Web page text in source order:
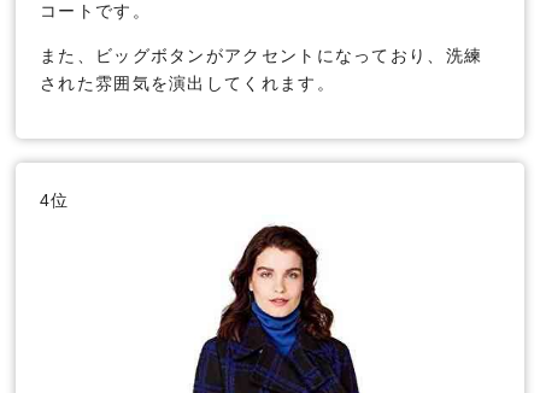
コートです。
また、ビッグボタンがアクセントになっており、洗練
された雰囲気を演出してくれます。
4位